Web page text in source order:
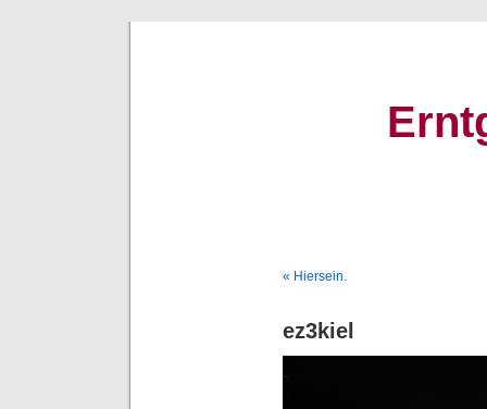
« Hiersein.
ez3kiel